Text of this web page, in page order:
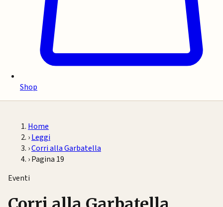
Shop
Home
›Leggi
›Corri alla Garbatella
›Pagina 19
Eventi